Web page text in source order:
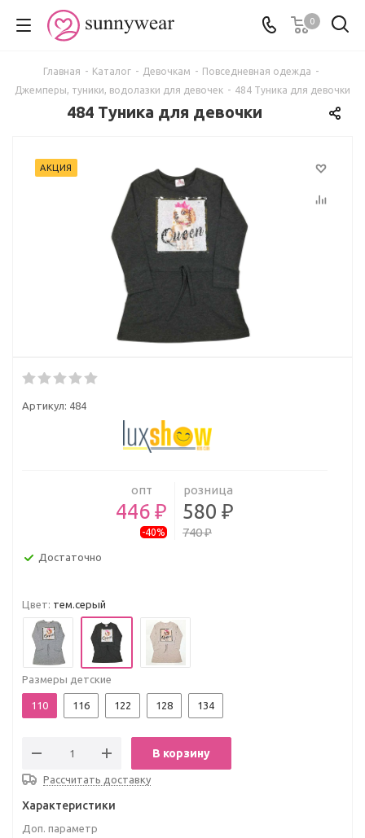
0
Главная - Каталог - Девочкам - Повседневная одежда -
Джемперы, туники, водолазки для девочек - 484 Туника для девочки
484 Туника для девочки
АКЦИЯ
Артикул: 484
опт
446 ₽
-40%
розница
580 ₽
740 ₽
Достаточно
Цвет: тем.серый
Размеры детские
110 116 122 128 134
В корзину
Рассчитать доставку
Характеристики
Доп. параметр